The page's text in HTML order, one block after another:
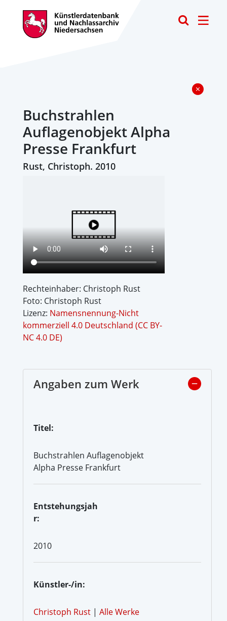
Buchstrahlen
Auflagenobjekt Alpha
Presse Frankfurt
Rust, Christoph. 2010
Rechteinhaber: Christoph Rust
Foto: Christoph Rust
Lizenz: Namensnennung-Nicht
kommerziell 4.0 Deutschland (CC BY-
NC 4.0 DE)
Angaben zum Werk
Titel:
Buchstrahlen Auflagenobjekt
Alpha Presse Frankfurt
Entstehungsjah
r:
2010
Künstler-/in:
Christoph Rust | Alle Werke